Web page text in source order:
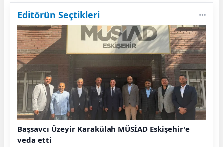
Editörün Seçtikleri
Başsavcı Üzeyir Karakülah MÜSİAD Eskişehir'e
veda etti